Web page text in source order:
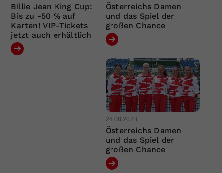
Billie Jean King Cup:
Bis zu -50 % auf
Karten! VIP-Tickets
jetzt auch erhältlich
Österreichs Damen
und das Spiel der
großen Chance
24.08.2023
Österreichs Damen
und das Spiel der
großen Chance